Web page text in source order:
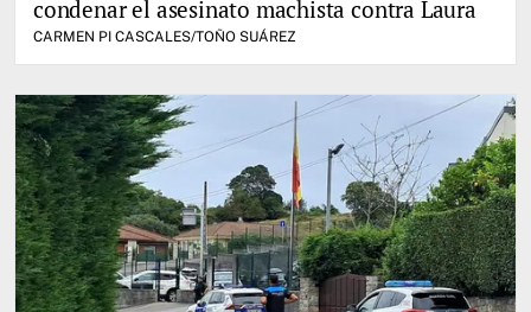
condenar el asesinato machista contra Laura
CARMEN PI CASCALES/TOÑO SUÁREZ